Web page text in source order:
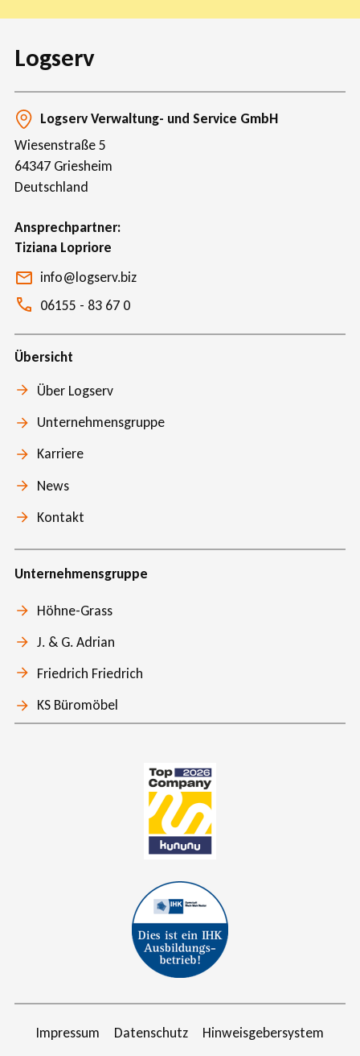
Logserv
Logserv Verwaltung- und Service GmbH
Wiesenstraße 5
64347 Griesheim
Deutschland
Ansprechpartner
Tiziana Lopriore
info@logserv.biz
06155 - 83 67 0
Übersicht
Über Logserv
Unternehmensgruppe
Karriere
News
Kontakt
Unternehmensgruppe
Höhne-Grass
J. & G. Adrian
Friedrich Friedrich
KS Büromöbel
Impressum Datenschutz Hinweisgebersystem